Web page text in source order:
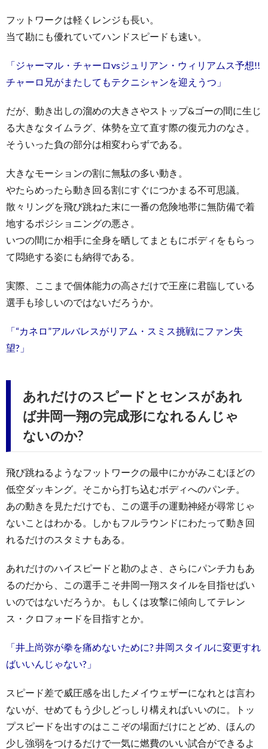
フットワークは軽くレンジも長い。
当て勘にも優れていてハンドスピードも速い。
「ジャーマル・チャーロvsジュリアン・ウィリアムス予想!!
チャーロ兄がまたしてもテクニシャンを迎えうつ」
だが、動き出しの溜めの大きさやストップ&ゴーの間に生じ
る大きなタイムラグ、体勢を立て直す際の復元力のなさ。
そういった負の部分は相変わらずである。
大きなモーションの割に無駄の多い動き。
やたらめったら動き回る割にすぐにつかまる不可思議。
散々リングを飛び跳ねた末に一番の危険地帯に無防備で着
地するポジショニングの悪さ。
いつの間にか相手に全身を晒してまともにボディをもらっ
て悶絶する姿にも納得である。
実際、ここまで個体能力の高さだけで王座に君臨している
選手も珍しいのではないだろうか。
「“カネロ”アルバレスがリアム・スミス挑戦にファン失
望?」
あれだけのスピードとセンスがあれ
ば井岡一翔の完成形になれるんじゃ
ないのか?
飛び跳ねるようなフットワークの最中にかがみこむほどの
低空ダッキング。そこから打ち込むボディへのパンチ。
あの動きを見ただけでも、この選手の運動神経が尋常じゃ
ないことはわかる。しかもフルラウンドにわたって動き回
れるだけのスタミナもある。
あれだけのハイスピードと勘のよさ、さらにパンチ力もあ
るのだから、この選手こそ井岡一翔スタイルを目指せばい
いのではないだろうか。もしくは攻撃に傾向してテレン
ス・クロフォードを目指すとか。
「井上尚弥が拳を痛めないために? 井岡スタイルに変更すれ
ばいいんじゃない?」
スピード差で威圧感を出したメイウェザーになれとは言わ
ないが、せめてもう少しどっしり構えればいいのに。トッ
プスピードを出すのはここぞの場面だけにとどめ、ほんの
少し強弱をつけるだけで一気に燃費のいい試合ができるよ